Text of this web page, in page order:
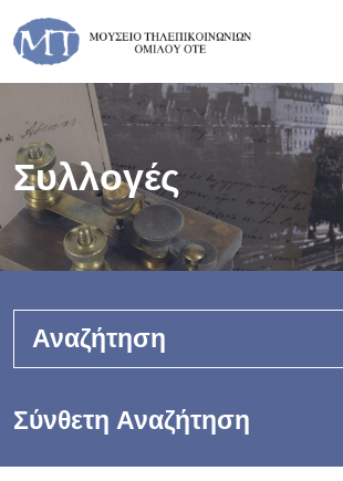
Συλλογές
Αναζήτηση
Σύνθετη Αναζήτηση